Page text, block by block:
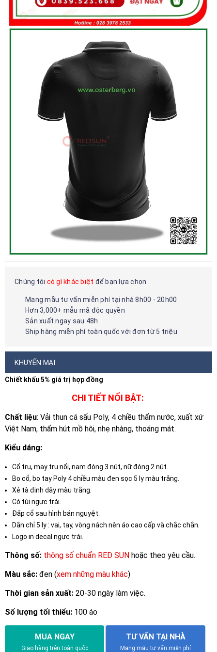
Chúng tôi có gì khác biệt để bạn lựa chọn
Mang mẫu tư vấn miễn phí tại nhà 8h00 - 20h00
Hơn 3,000+ mẫu mã độc quyền
Sản xuất ngay sau 48h
Ship hàng miễn phí toàn quốc với đơn từ 5 triệu
KHUYẾN MẠI
Chiết khấu 5% giá trị hợp đồng
CHI TIẾT NỔI BẬT:
Chất liệu: Vải thun cá sấu Poly, 4 chiều thấm nước, xuất xứ
Việt Nam, thấm hút mồ hôi, nhẹ nhàng, thoáng mát.
Kiểu dáng:
Cổ trụ, may trụ nổi, nam đóng 3 nút, nữ đóng 2 nút.
Bo cổ, bo tay Poly 4 chiều màu đen sọc 5 ly màu trắng.
Xẻ tà đinh dây màu trắng.
Có túi ngực trái.
Đắp cổ sau hình bán nguyệt.
Dằn chỉ 5 ly : vai, tay, vòng nách nên áo cao cấp và chắc chắn.
Logo in decal ngực trái.
Thông số: thông số chuẩn RED SUN hoặc theo yêu cầu.
Màu sắc: đen (xem những màu khác)
Thời gian sản xuất: 20-30 ngày làm việc.
Số lượng tối thiểu: 100 áo
MUA NGAY
Giao hàng trên toàn quốc
TƯ VẤN TẠI NHÀ
Mang mẫu tư vấn miễn phí